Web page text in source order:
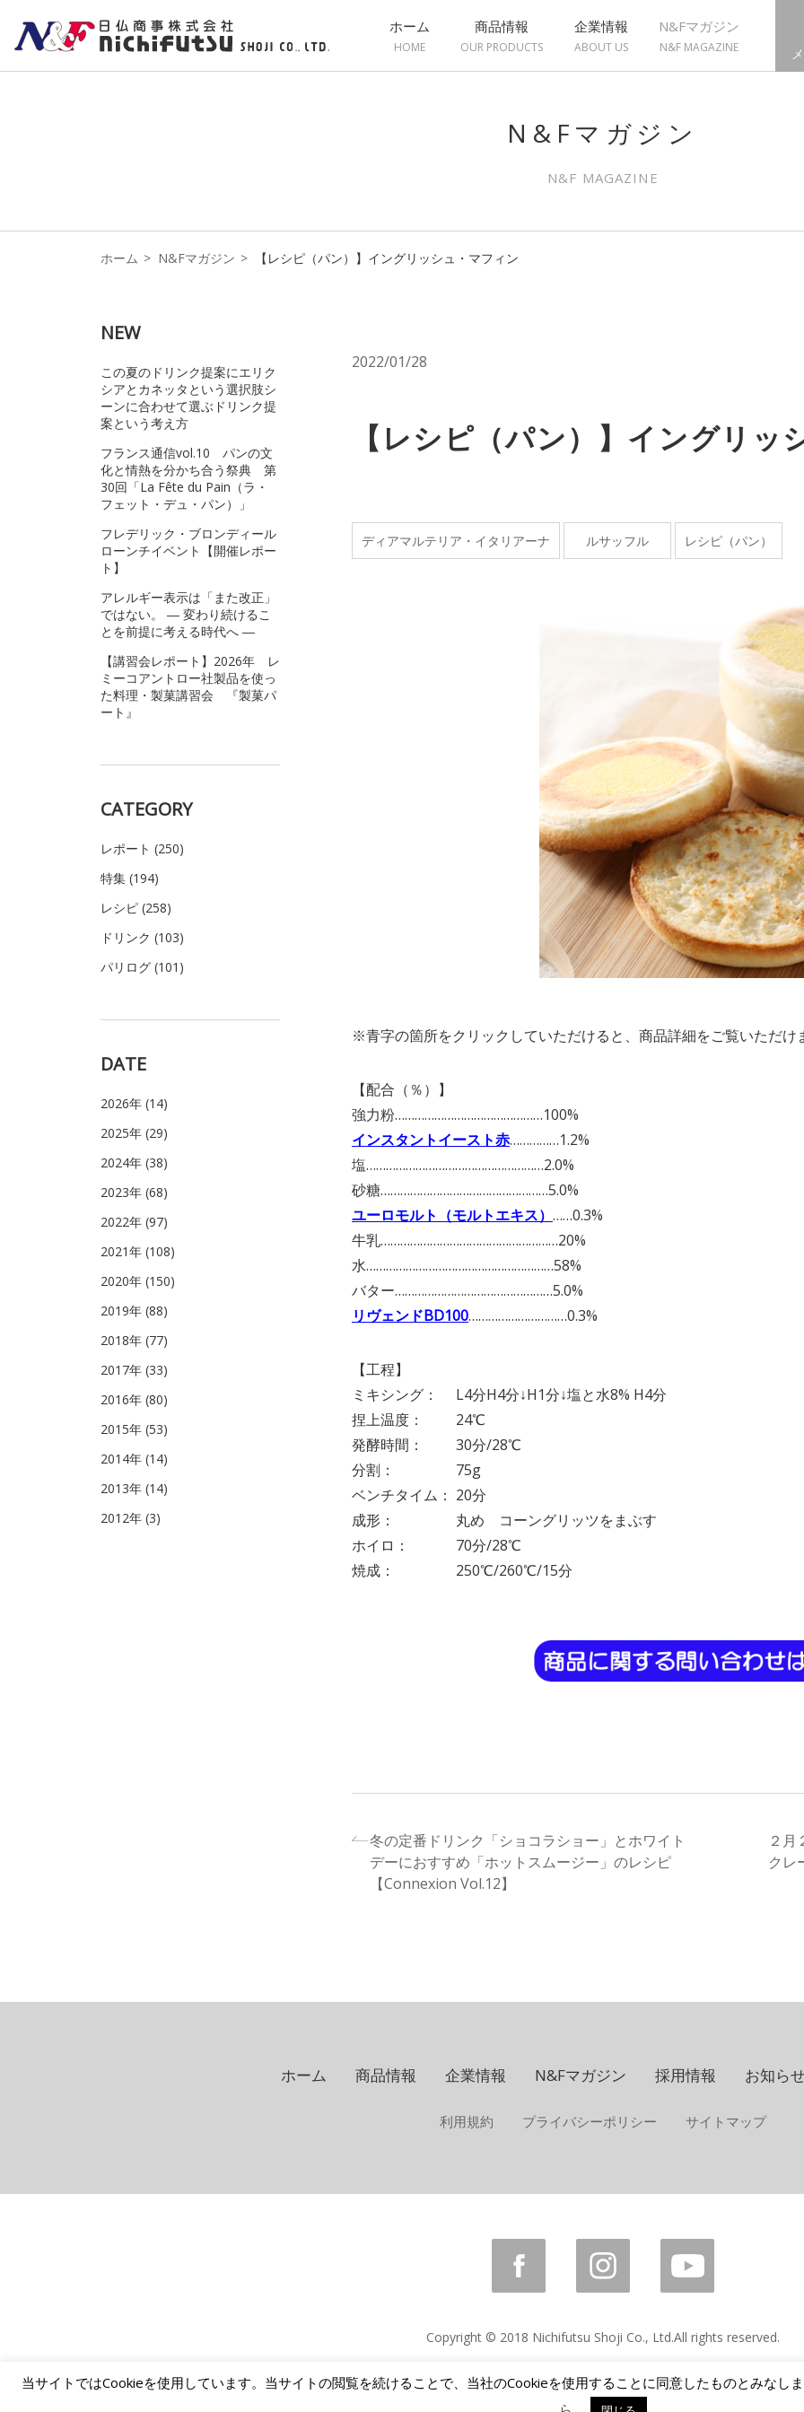
ホーム
HOME
商品情報
OUR PRODUCTS
企業情報
ABOUT US
N&Fマガジン
N&F MAGAZINE
N&Fマガジン
N&F MAGAZINE
ホーム N&Fマガジン 【レシピ（パン）】イングリッシュ・マフィン
2022/01/28
【レシピ（パン）】イングリッ
ディアマルテリア・イタリアーナ ルサッフル レシピ（パン）
※青字の箇所をクリックしていただけると、商品詳細をご覧いただけ
【配合（％）】
強力粉………………………………………100%
インスタントイースト赤……………1.2%
塩………………………………………………2.0%
砂糖……………………………………………5.0%
ユーロモルト（モルトエキス） ……0.3%
牛乳………………………………………………20%
水…………………………………………………58%
バター…………………………………………5.0%
リヴェンドBD100…………………………0.3%
【工程】
ミキシング： L4分H4分↓H1分↓塩と水8% H4分
捏上温度： 24℃
発酵時間： 30分/28℃
分割： 75g
ベンチタイム： 20分
成形： 丸め コーングリッツをまぶす
ホイロ： 70分/28℃
焼成： 250℃/260℃/15分
冬の定番ドリンク「ショコラショー」とホワイト
デーにおすすめ「ホットスムージー」のレシピ
【Connexion Vol.12】
２月
クレ
NEW
この夏のドリンク提案にエリク
シアとカネッタという選択肢シ
ーンに合わせて選ぶドリンク提
案という考え方
フランス通信vol.10 パンの文
化と情熱を分かち合う祭典 第
30回「La Fête du Pain（ラ・
フェット・デュ・パン）」
フレデリック・ブロンディール
ローンチイベント【開催レポー
ト】
アレルギー表示は「また改正」
ではない。 ― 変わり続けるこ
とを前提に考える時代へ ―
【講習会レポート】2026年 レ
ミーコアントロー社製品を使っ
た料理・製菓講習会 『製菓パ
ート』
CATEGORY
レポート (250)
特集 (194)
レシピ (258)
ドリンク (103)
パリログ (101)
DATE
2026年 (14)
2025年 (29)
2024年 (38)
2023年 (68)
2022年 (97)
2021年 (108)
2020年 (150)
2019年 (88)
2018年 (77)
2017年 (33)
2016年 (80)
2015年 (53)
2014年 (14)
2013年 (14)
2012年 (3)
ホーム 商品情報 企業情報 N&Fマガジン 採用情報 お知ら
利用規約 プライバシーポリシー サイトマップ
Copyright © 2018 Nichifutsu Shoji Co., Ltd.All rights reserved.
当サイトではCookieを使用しています。当サイトの閲覧を続けることで、当社のCookieを使用することに同意したものとみなし